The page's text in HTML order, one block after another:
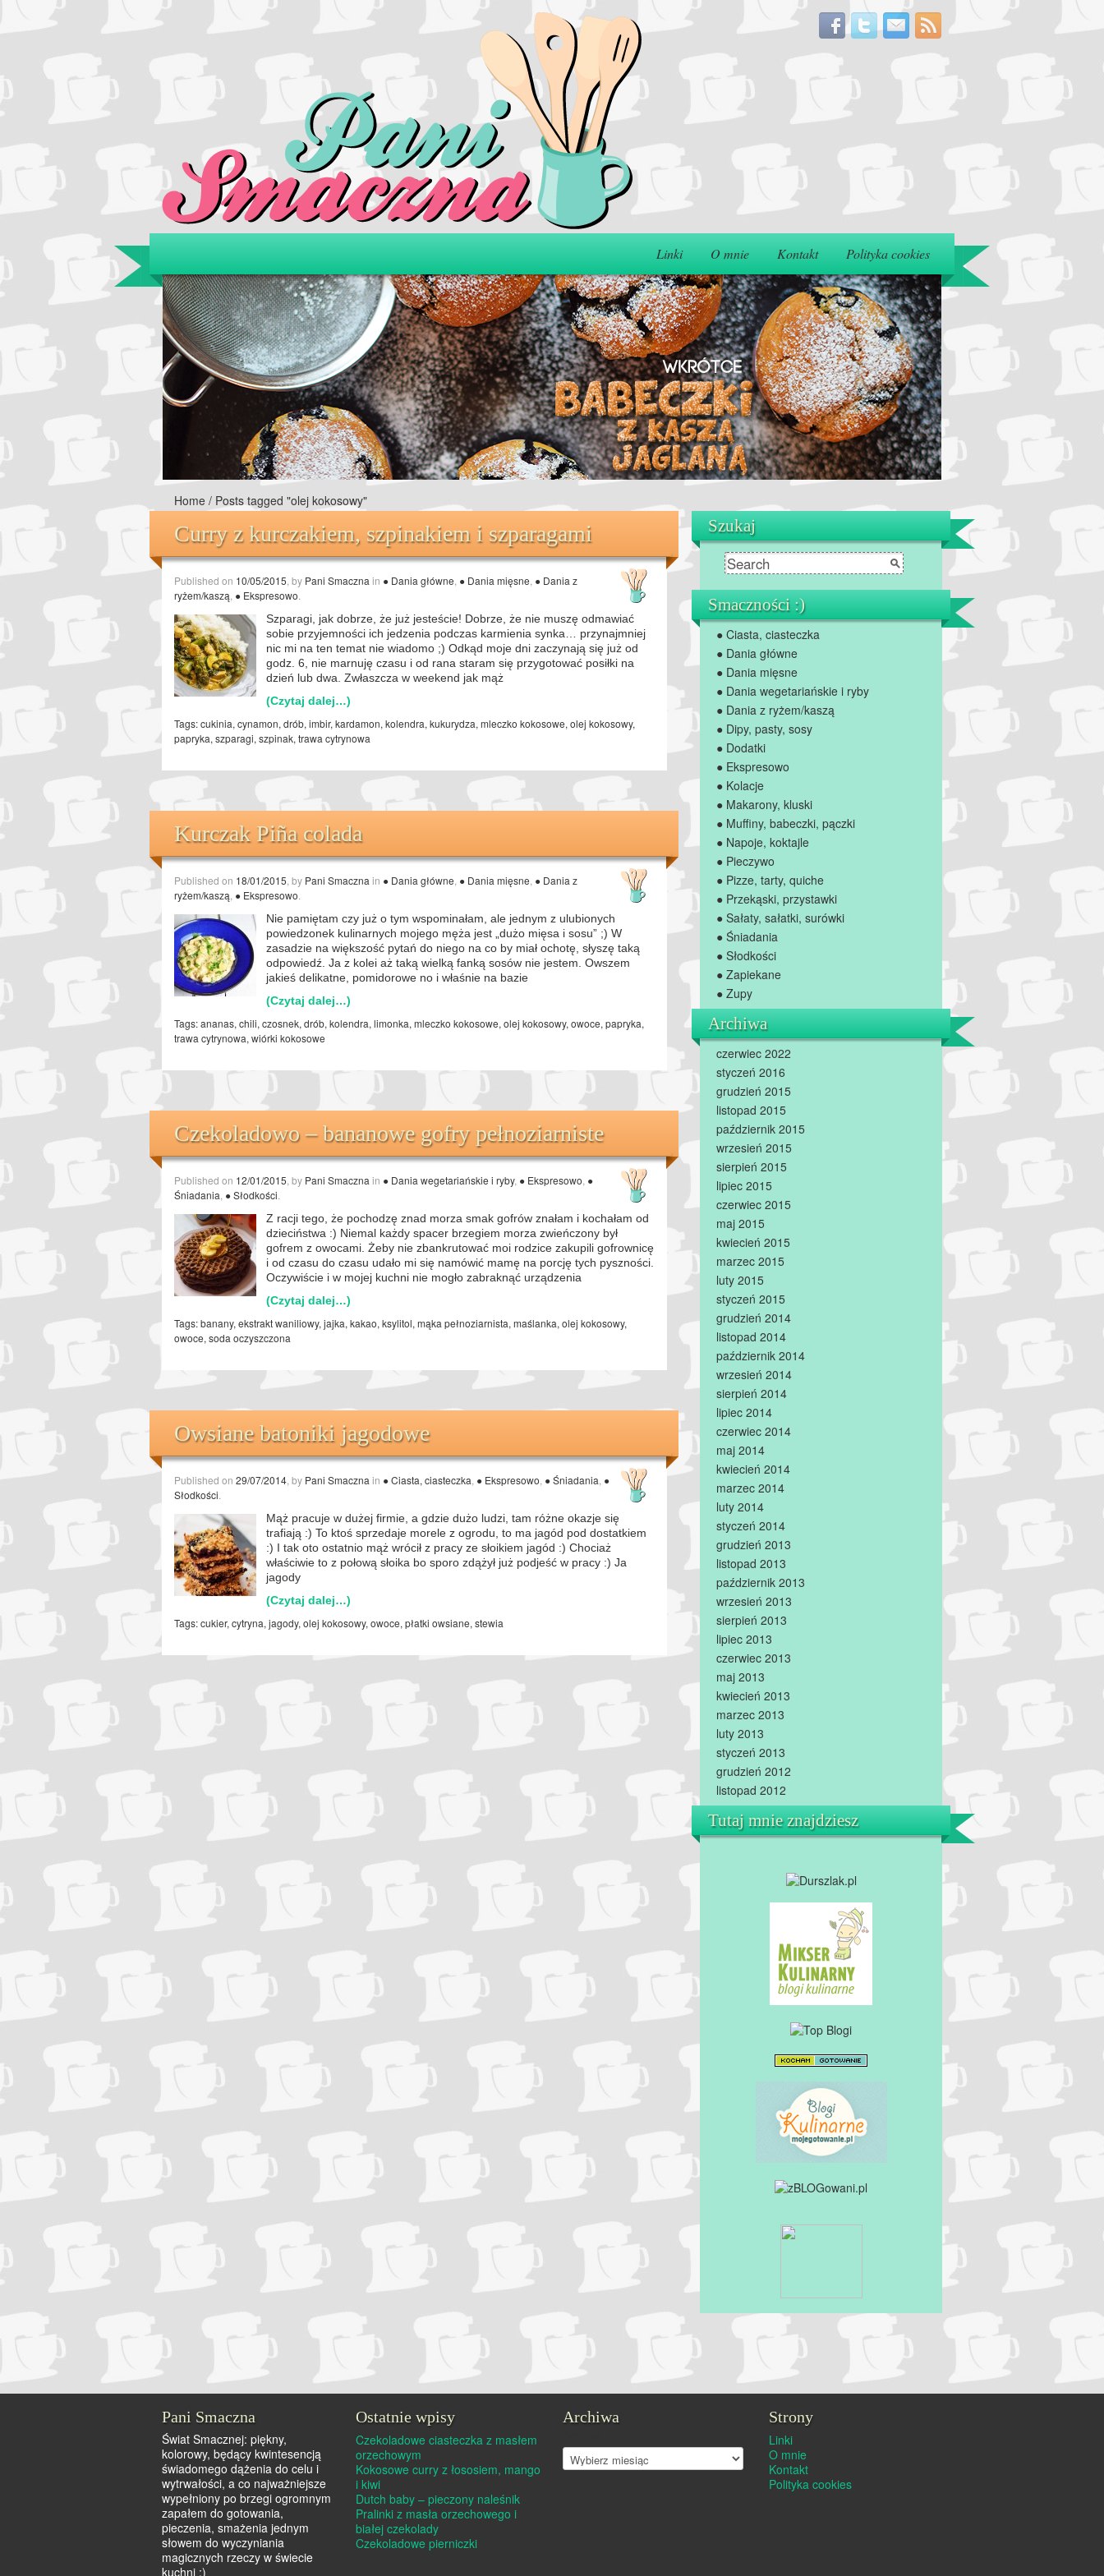
Linki O mnie Kontakt Polityka cookies
Home / Posts tagged "olej kokosowy"
Curry z kurczakiem, szpinakiem i szparagami
Published on 10/05/2015 , by Pani Smaczna in ● Dania główne ● Dania mięsne ● Dania z
ryżem/kaszą ● Ekspresowo
Szparagi, jak dobrze, że już jesteście! Dobrze, że nie muszę odmawiać
sobie przyjemności ich jedzenia podczas karmienia synka… przynajmniej
nic mi na ten temat nie wiadomo ;) Odkąd moje dni zaczynają się już od
godz. 6, nie marnuję czasu i od rana staram się przygotować posiłki na
dzień lub dwa. Zwłaszcza w weekend jak mąż
(Czytaj dalej…)
Tags:cukinia, cynamon, drób, imbir, kardamon, kolendra, kukurydza, mleczko kokosowe, olej kokosowy,
papryka, szparagi, szpinak, trawa cytrynowa
Kurczak Piña colada
Published on 18/01/2015 , by Pani Smaczna in ● Dania główne ● Dania mięsne ● Dania z
ryżem/kaszą ● Ekspresowo
Nie pamiętam czy już o tym wspominałam, ale jednym z ulubionych
powiedzonek kulinarnych mojego męża jest „dużo mięsa i sosu” ;) W
zasadzie na większość pytań do niego na co by miał ochotę, słyszę taką
odpowiedź. Ja z kolei aż taką wielką fanką sosów nie jestem. Owszem
jakieś delikatne, pomidorowe no i właśnie na bazie
(Czytaj dalej…)
Tags:ananas, chili, czosnek, drób, kolendra, limonka, mleczko kokosowe, olej kokosowy, owoce, papryka,
trawa cytrynowa, wiórki kokosowe
Czekoladowo – bananowe gofry pełnoziarniste
Published on 12/01/2015 , by Pani Smaczna in ● Dania wegetariańskie i ryby, ● Ekspresowo ●
Śniadania ● Słodkości
Z racji tego, że pochodzę znad morza smak gofrów znałam i kochałam od
dzieciństwa :) Niemal każdy spacer brzegiem morza zwieńczony był
gofrem z owocami. Żeby nie zbankrutować moi rodzice zakupili gofrownicę
i od czasu do czasu udało mi się namówić mamę na porcję tych pyszności.
Oczywiście i w mojej kuchni nie mogło zabraknąć urządzenia
(Czytaj dalej…)
Tags:banany, ekstrakt waniliowy, jajka, kakao, ksylitol, mąka pełnoziarnista, maślanka, olej kokosowy,
owoce, soda oczyszczona
Owsiane batoniki jagodowe
Published on 29/07/2014 , by Pani Smaczna in ● Ciasta, ciasteczka ● Ekspresowo ● Śniadania ●
Słodkości
Mąż pracuje w dużej firmie, a gdzie dużo ludzi, tam różne okazje się
trafiają :) To ktoś sprzedaje morele z ogrodu, to ma jagód pod dostatkiem
:) I tak oto ostatnio mąż wrócił z pracy ze słoikiem jagód :) Chociaż
właściwie to z połową słoika bo sporo zdążył już podjeść w pracy :) Ja
jagody
(Czytaj dalej…)
Tags:cukier, cytryna, jagody, olej kokosowy, owoce, płatki owsiane, stewia
Szukaj
Smaczności :)
● Ciasta, ciasteczka
● Dania główne
● Dania mięsne
● Dania wegetariańskie i ryby
● Dania z ryżem/kaszą
● Dipy, pasty, sosy
● Dodatki
● Ekspresowo
● Kolacje
● Makarony, kluski
● Muffiny, babeczki, pączki
● Napoje, koktajle
● Pieczywo
● Pizze, tarty, quiche
● Przekąski, przystawki
● Sałaty, sałatki, surówki
● Śniadania
● Słodkości
● Zapiekane
● Zupy
Archiwa
czerwiec 2022
styczeń 2016
grudzień 2015
listopad 2015
październik 2015
wrzesień 2015
sierpień 2015
lipiec 2015
czerwiec 2015
maj 2015
kwiecień 2015
marzec 2015
luty 2015
styczeń 2015
grudzień 2014
listopad 2014
październik 2014
wrzesień 2014
sierpień 2014
lipiec 2014
czerwiec 2014
maj 2014
kwiecień 2014
marzec 2014
luty 2014
styczeń 2014
grudzień 2013
listopad 2013
październik 2013
wrzesień 2013
sierpień 2013
lipiec 2013
czerwiec 2013
maj 2013
kwiecień 2013
marzec 2013
luty 2013
styczeń 2013
grudzień 2012
listopad 2012
Tutaj mnie znajdziesz
Pani Smaczna
Świat Smacznej: piękny,
kolorowy, będący kwintesencją
świadomego dążenia do celu i
wytrwałości, a co najważniejsze
wypełniony po brzegi ogromnym
zapałem do gotowania,
pieczenia, smażenia jednym
słowem do wyczyniania
magicznych rzeczy w świecie
kuchni :)
Ostatnie wpisy
Czekoladowe ciasteczka z masłem
orzechowym
Kokosowe curry z łososiem, mango
i kiwi
Dutch baby – pieczony naleśnik
Pralinki z masła orzechowego i
białej czekolady
Czekoladowe pierniczki
Archiwa Strony
Linki
O mnie
Kontakt
Polityka cookies